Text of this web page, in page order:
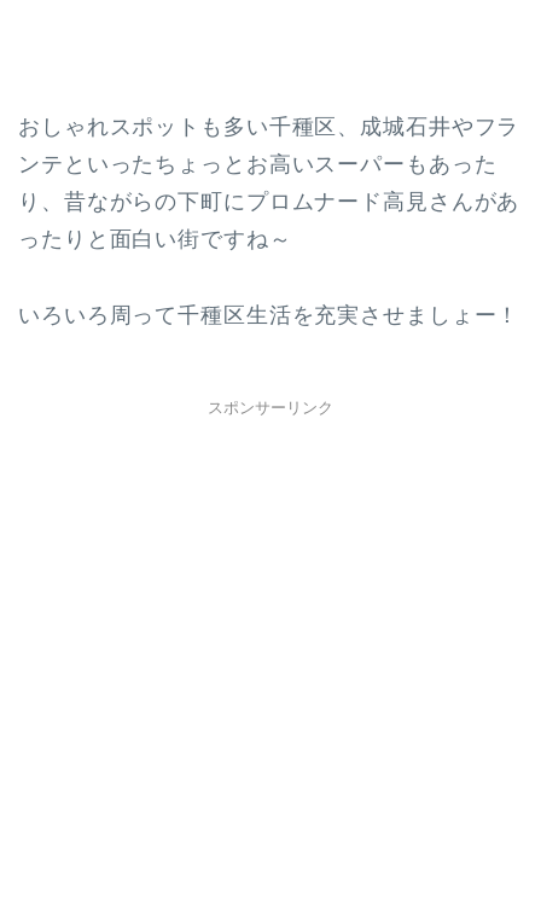
おしゃれスポットも多い千種区、成城石井やフラ
ンテといったちょっとお高いスーパーもあった
り、昔ながらの下町にプロムナード高見さんがあ
ったりと面白い街ですね～
いろいろ周って千種区生活を充実させましょー！
スポンサーリンク